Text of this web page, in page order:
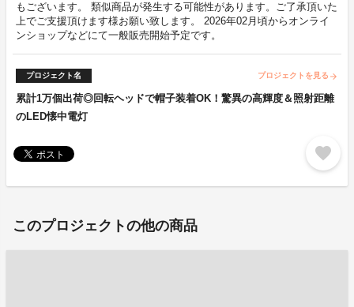
もございます。 類似商品が発生する可能性があります。ご了承頂いた
上でご支援頂けます様お願い致します。 2026年02月頃からオンライ
ンショップなどにて一般販売開始予定です。
プロジェクト名 プロジェクトを見る arrow_forward
累計1万個出荷◎回転ヘッドで帽子装着OK！驚異の高輝度＆照射距離
のLED懐中電灯
favorite
このプロジェクトの他の商品